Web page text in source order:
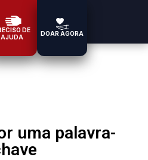
DE
AJUDA
DOAR AGORA
uma palavra-